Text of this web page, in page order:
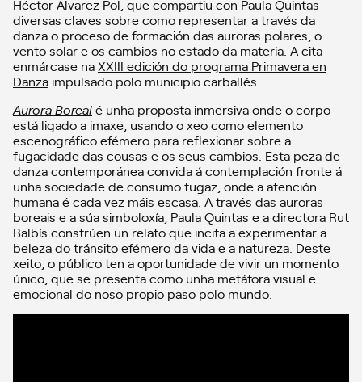
Héctor Álvarez Pol, que compartiu con Paula Quintas
diversas claves sobre como representar a través da
danza o proceso de formación das auroras polares, o
vento solar e os cambios no estado da materia. A cita
enmárcase naXXIII edición do programa Primavera en
Danza impulsado polo municipio carballés.
Aurora Borealé unha proposta inmersiva onde o corpo
está ligado a imaxe, usando o xeo como elemento
escenográfico efémero para reflexionar sobre a
fugacidade das cousas e os seus cambios. Esta peza de
danza contemporánea convida á contemplación fronte á
unha sociedade de consumo fugaz, onde a atención
humana é cada vez máis escasa. A través das auroras
boreais e a súa simboloxía, Paula Quintas e a directora Rut
Balbís constrúen un relato que incita a experimentar a
beleza do tránsito efémero da vida e a natureza. Deste
xeito, o público ten a oportunidade de vivir un momento
único, que se presenta como unha metáfora visual e
emocional do noso propio paso polo mundo.